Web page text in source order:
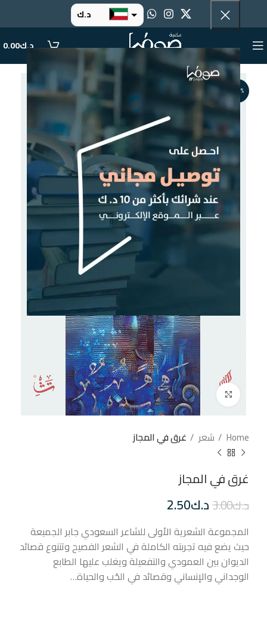
د.ك
ر.س
.د.ب
د.ك0.00
-17%
إضغط للتكبير
Home شعر غرق في المجاز
غرق في المجاز
د.ك3.00د.ك2.50
المجموعة الشعرية الأولى للشاعر السعودي جابر الجميعة
حيث يضع فيه تجربته الكاملة في الشعر الفصيح وتتنوع قصائد
الديوان بين العمودي والتفعيلة ويغلب عليها الطابع
الوجداني والإنساني وقصائد في الحُب والحياة…